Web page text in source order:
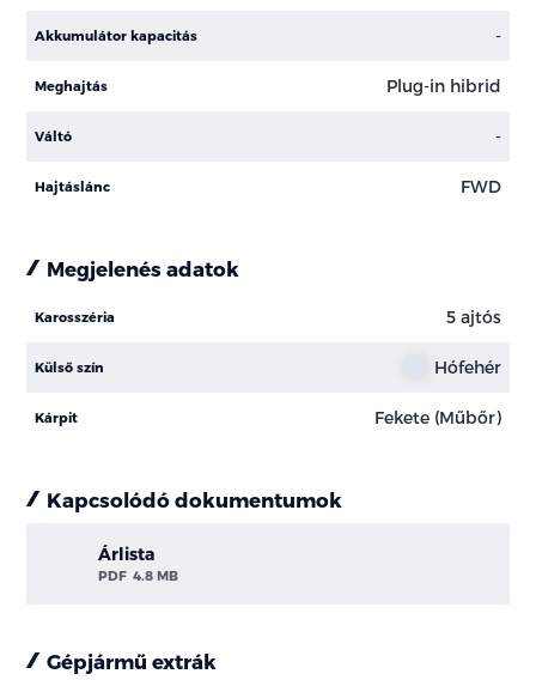
Akkumulátor kapacitás -
Meghajtás Plug-in hibrid
Váltó -
Hajtáslánc FWD
Megjelenés adatok
Karosszéria 5 ajtós
Külső szín Hófehér
Kárpit Fekete (Műbőr)
Kapcsolódó dokumentumok
Árlista
PDF 4.8 MB
Gépjármű extrák